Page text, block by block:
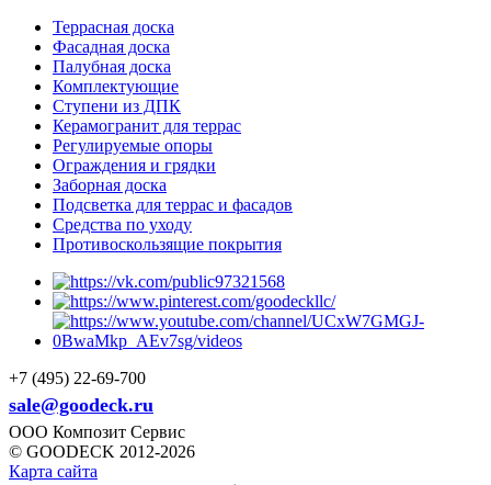
Террасная доска
Фасадная доска
Палубная доска
Комплектующие
Ступени из ДПК
Керамогранит для террас
Регулируемые опоры
Ограждения и грядки
Заборная доска
Подсветка для террас и фасадов
Средства по уходу
Противоскользящие покрытия
+7 (495) 22-69-700
sale@goodeck.ru
ООО Композит Сервис
© GOODECK 2012-2026
Карта сайта